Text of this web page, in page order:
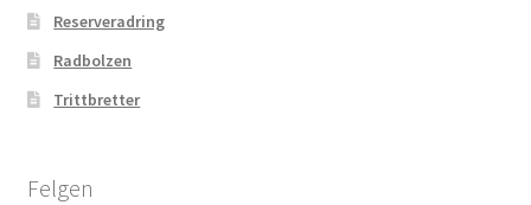
Reserveradring
Radbolzen
Trittbretter
Felgen